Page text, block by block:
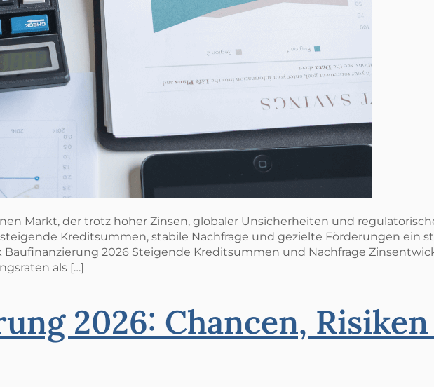
Markt, der trotz hoher Zinsen, globaler Unsicherheiten und
Kreditsummen, stabile Nachfrage und gezielte Förderungen ein
2026 Steigende Kreditsummen und Nachfrage
als […]
2026: Chancen,